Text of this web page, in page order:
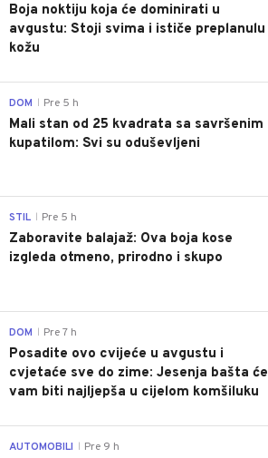
Boja noktiju koja će dominirati u
avgustu: Stoji svima i ističe preplanulu
kožu
DOM Pre 5 h
Mali stan od 25 kvadrata sa savršenim
kupatilom: Svi su oduševljeni
STIL Pre 5 h
Zaboravite balajaž: Ova boja kose
izgleda otmeno, prirodno i skupo
DOM Pre 7 h
Posadite ovo cvijeće u avgustu i
cvjetaće sve do zime: Jesenja bašta će
vam biti najljepša u cijelom komšiluku
AUTOMOBILI Pre 9 h